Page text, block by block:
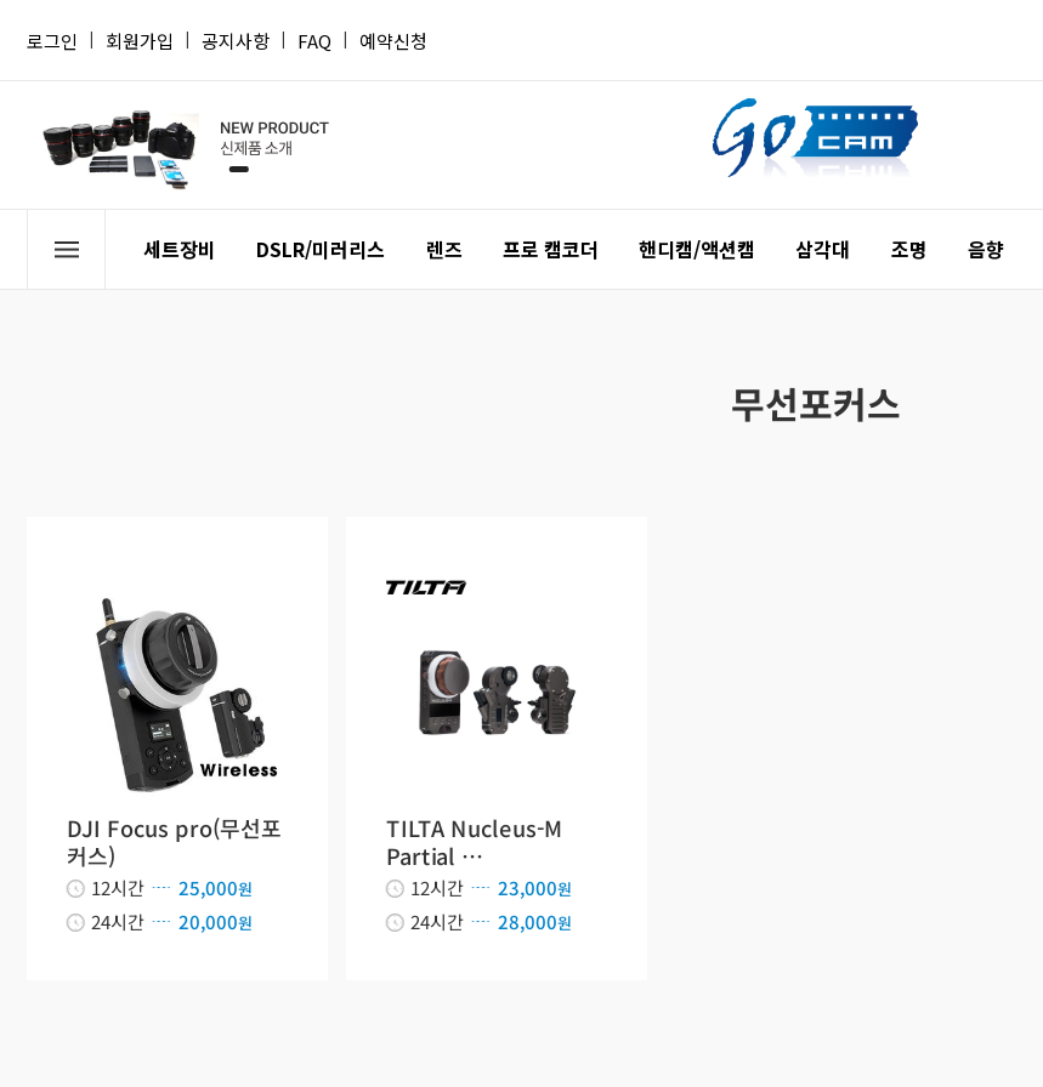
로그인 | 회원가입 | 공지사항 | FAQ | 예약신청
세트장비 DSLR/미러리스 렌즈 프로 캠코더 핸디캠/액션캠 삼각대 조명 음향
무선포커스
DJI Focus pro(무선포
커스)
12시간 25,000원
24시간 20,000원
TILTA Nucleus-M
Partial …
12시간 23,000원
24시간 28,000원